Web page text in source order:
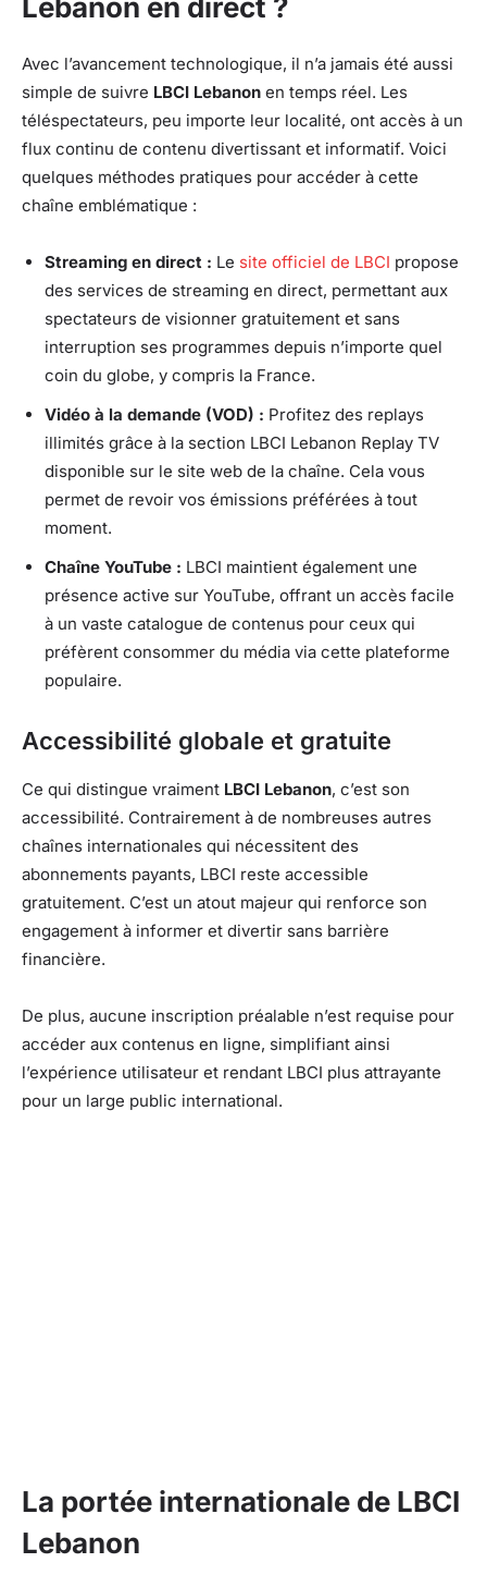
Avec l’avancement technologique, il n’a jamais été aussi
simple de suivre LBCI Lebanon en temps réel. Les
téléspectateurs, peu importe leur localité, ont accès à un
flux continu de contenu divertissant et informatif. Voici
quelques méthodes pratiques pour accéder à cette
chaîne emblématique :
Streaming en direct : Le site officiel de LBCI propose
des services de streaming en direct, permettant aux
spectateurs de visionner gratuitement et sans
interruption ses programmes depuis n’importe quel
coin du globe, y compris la France.
Vidéo à la demande (VOD) : Profitez des replays
illimités grâce à la section LBCI Lebanon Replay TV
disponible sur le site web de la chaîne. Cela vous
permet de revoir vos émissions préférées à tout
moment.
Chaîne YouTube : LBCI maintient également une
présence active sur YouTube, offrant un accès facile
à un vaste catalogue de contenus pour ceux qui
préfèrent consommer du média via cette plateforme
populaire.
Accessibilité globale et gratuite
Ce qui distingue vraiment LBCI Lebanon, c’est son
accessibilité. Contrairement à de nombreuses autres
chaînes internationales qui nécessitent des
abonnements payants, LBCI reste accessible
gratuitement. C’est un atout majeur qui renforce son
engagement à informer et divertir sans barrière
financière.
De plus, aucune inscription préalable n’est requise pour
accéder aux contenus en ligne, simplifiant ainsi
l’expérience utilisateur et rendant LBCI plus attrayante
pour un large public international.
La portée internationale de LBCI
Lebanon